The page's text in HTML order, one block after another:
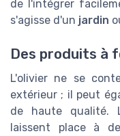
de l'intégrer
s'agisse d'un jardin
Des produits à
L'olivier ne se
extérieur ; il peut
de haute qualité.
laissent place à